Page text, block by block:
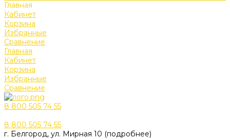
Главная
Кабинет
Корзина
Избранные
Сравнение
Главная
Кабинет
Корзина
Избранные
Сравнение
8 800 505 74 55
8 800 505 74 55
г. Белгород, ул. Мирная 10 (подробнее)